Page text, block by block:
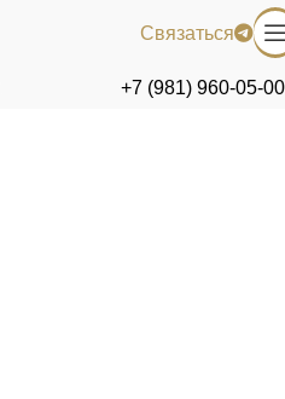
Связаться
+7 (981) 960-05-00